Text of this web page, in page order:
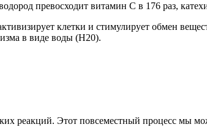
превосходит витамин С в 176 раз,
клетки и стимулирует обмен
в виде воды (H20).
реакций. Этот повсеместный процесс мы